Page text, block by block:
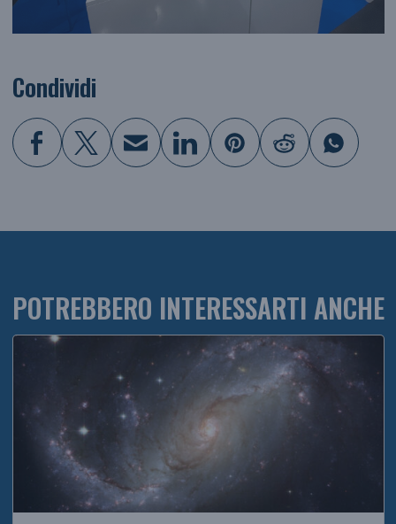
Condividi
POTREBBERO INTERESSARTI ANCHE